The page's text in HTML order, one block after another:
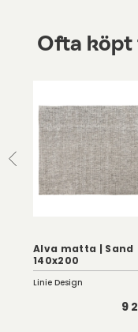
Ofta köpt
Alva matta | Sand
140x200
Linie Design
9